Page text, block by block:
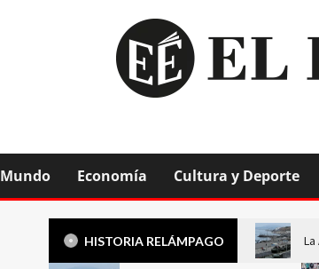
Mundo Economía Cultura y Deporte
HISTORIA RELÁMPAGO